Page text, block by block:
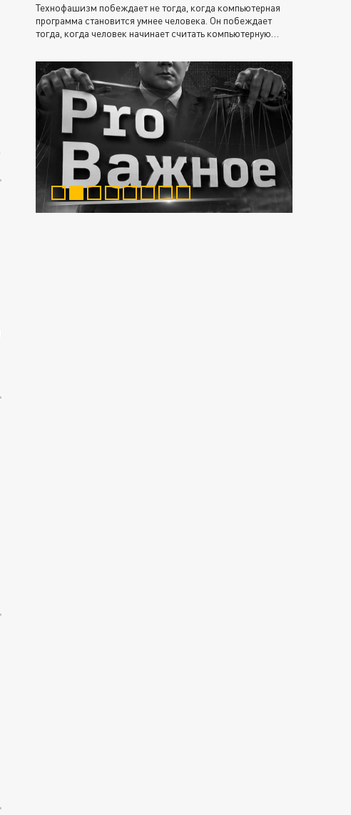
Технофашизм побеждает не тогда, когда компьютерная
программа становится умнее человека. Он побеждает
тогда, когда человек начинает считать компьютерную